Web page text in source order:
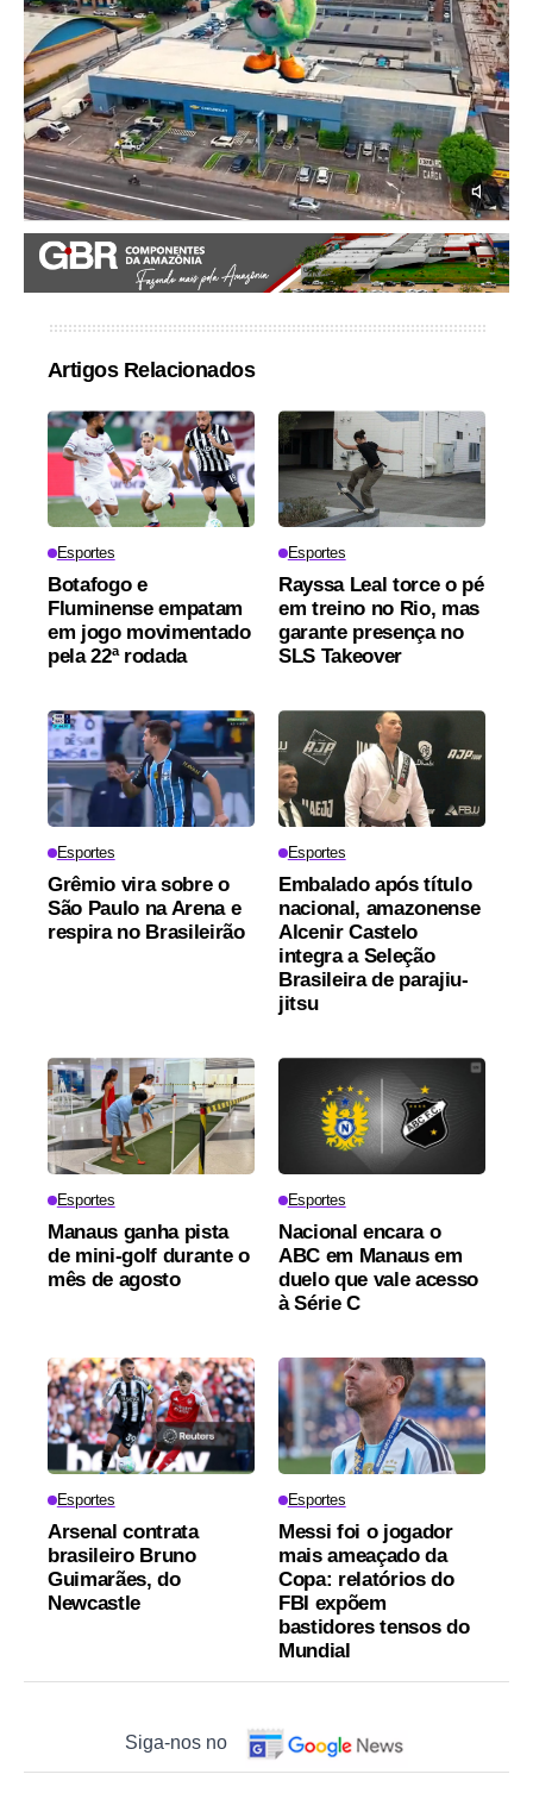
Artigos Relacionados
Esportes
Botafogo e
Fluminense empatam
em jogo movimentado
pela 22ª rodada
Esportes
Rayssa Leal torce o pé
em treino no Rio, mas
garante presença no
SLS Takeover
Esportes
Grêmio vira sobre o
São Paulo na Arena e
respira no Brasileirão
Esportes
Embalado após título
nacional, amazonense
Alcenir Castelo
integra a Seleção
Brasileira de parajiu-
jitsu
Esportes
Manaus ganha pista
de mini-golf durante o
mês de agosto
Esportes
Nacional encara o
ABC em Manaus em
duelo que vale acesso
à Série C
Esportes
Arsenal contrata
brasileiro Bruno
Guimarães, do
Newcastle
Esportes
Messi foi o jogador
mais ameaçado da
Copa: relatórios do
FBI expõem
bastidores tensos do
Mundial
Siga-nos no